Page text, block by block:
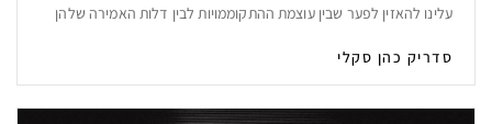
עלינו להאזין לפער שבין עוצמת ההתקוממויות לבין דלות האמירה שלהן
סדריק כהן סקלי